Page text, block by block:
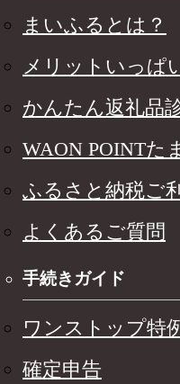
まいふるとは？
メリットいっぱ
かんたん返礼品
WAON POINTた
ふるさと納税ご
よくあるご質問
手続きガイド
ワンストップ特
確定申告